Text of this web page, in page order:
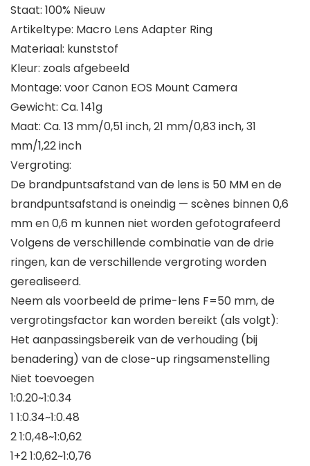
Staat: 100% Nieuw
Artikeltype: Macro Lens Adapter Ring
Materiaal: kunststof
Kleur: zoals afgebeeld
Montage: voor Canon EOS Mount Camera
Gewicht: Ca. 141g
Maat: Ca. 13 mm/0,51 inch, 21 mm/0,83 inch, 31
mm/1,22 inch
Vergroting:
De brandpuntsafstand van de lens is 50 MM en de
brandpuntsafstand is oneindig — scènes binnen 0,6
mm en 0,6 m kunnen niet worden gefotografeerd
Volgens de verschillende combinatie van de drie
ringen, kan de verschillende vergroting worden
gerealiseerd.
Neem als voorbeeld de prime-lens F=50 mm, de
vergrotingsfactor kan worden bereikt (als volgt):
Het aanpassingsbereik van de verhouding (bij
benadering) van de close-up ringsamenstelling
Niet toevoegen
1:0.20~1:0.34
1 1:0.34~1:0.48
2 1:0,48~1:0,62
1+2 1:0,62~1:0,76